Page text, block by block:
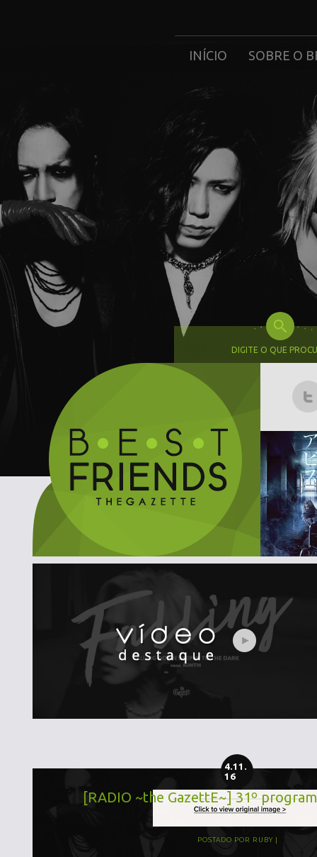
INÍCIO SOBRE O
DIGITE O QUE
4.11.
16
[RADIO ~the GazettE~] 31º
POSTADO POR RUBY